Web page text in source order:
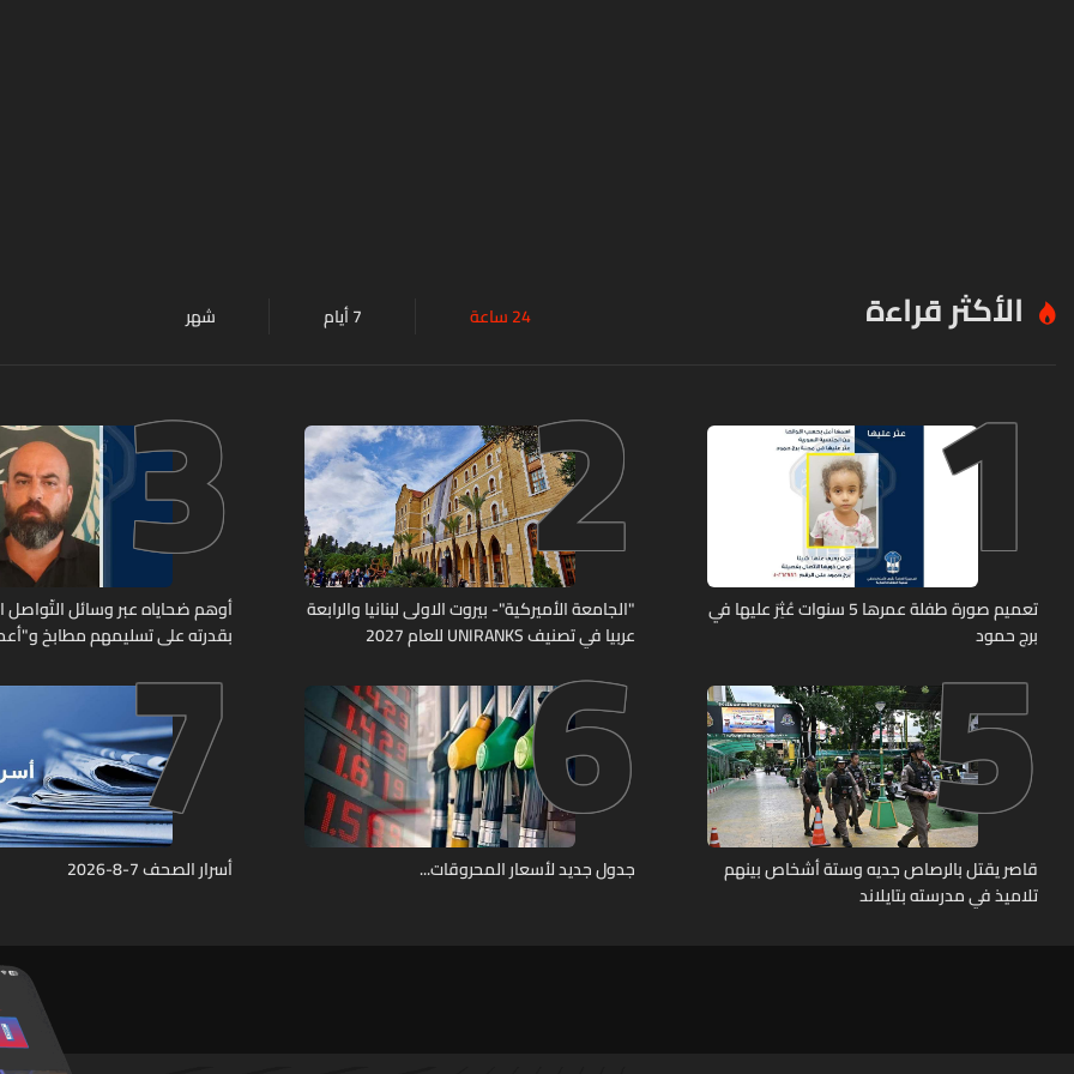
الأكثر قراءة 24 ساعة 7 أيام شهر 1
تعميم صورة طفلة عمرها 5 سنوات عُثِرَ عليها في
برج حمود
2
"الجامعة الأميركية"- بيروت الاولى لبنانيا والرابعة
عربيا في تصنيف UNIRANKS للعام 2027
3
أوهم ضحاياه عبر وسائل التّواصل
بقدرته على تسليمهم مطابخ
5
قاصر يقتل بالرصاص جديه وستة أشخاص بينهم
تلاميذ في مدرسته بتايلاند
6
جدول جديد لأسعار المحروقات... 7
أسرار الصحف 7-8-2026